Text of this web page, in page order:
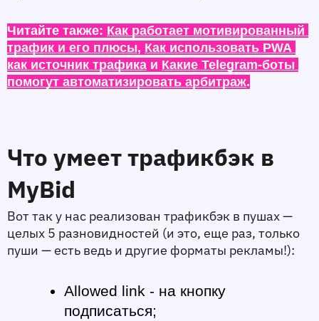
Читайте также: Как работает мотивированный
трафик и его плюсы, Как использовать PWA
как источник трафика и Какие Telegram-боты
помогут автоматизировать арбитраж.
Что умеет трафикбэк в
MyBid
Вот так у нас реализован трафикбэк в пушах —
целых 5 разновидностей (и это, еще раз, только
пуши — есть ведь и другие форматы рекламы!):
Allowed link - на кнопку
подписаться;